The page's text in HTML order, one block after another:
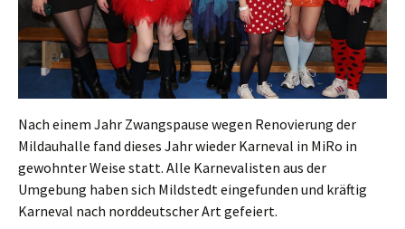
Nach einem Jahr Zwangspause wegen Renovierung der
Mildauhalle fand dieses Jahr wieder Karneval in MiRo in
gewohnter Weise statt. Alle Karnevalisten aus der
Umgebung haben sich Mildstedt eingefunden und kräftig
Karneval nach norddeutscher Art gefeiert.